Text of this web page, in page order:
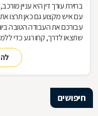
בחירת עורך דין היא עניין
עם איש מקצוע גם כאן תרצו
עבורכם את העבודה הטובה
שתצאו לדרך, קחו רגע כדי
בעריכת דין ומה הידע
חיפושים